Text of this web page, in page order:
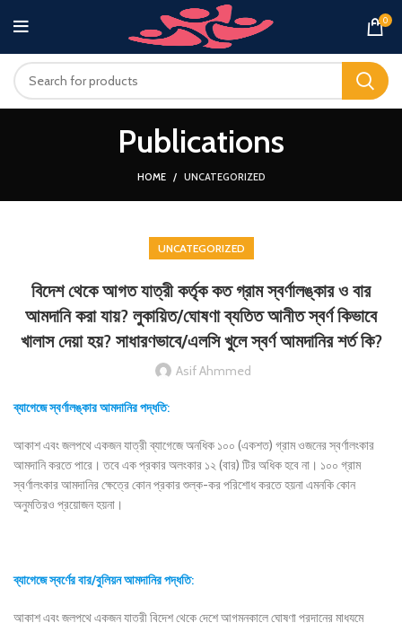
0
Publications
HOME UNCATEGORIZED
UNCATEGORIZED
বিদেশ থেকে আগত যাত্রী কর্তৃক কত গ্রাম স্বর্ণালঙ্কার ও বার
আমদানি করা যায়? লুকায়িত/ঘোষণা ব্যতিত আনীত স্বর্ণ কিভাবে
খালাস দেয়া হয়? সাধারণভাবে/এলসি খুলে স্বর্ণ আমদানির শর্ত কি?
Asif Ahmmed
ব্যাগেজেস্বর্ণালঙ্কার আমদানির পদ্ধতি:
আকাশ এবং জলপথে একজন যাত্রী ব্যাগেজে অনধিক ১০০ (একশত) গ্রাম ওজনের স্বর্ণালংকার
আমদানি করতে পারে। তবে এক প্রকার অলংকার ১২ (বার) টির অধিক হবে না। ১০০ গ্রাম
স্বর্ণালংকার আমদানির ক্ষেত্রে কোন প্রকার শুল্ক-কর পরিশোধ করতে হয়না এমনকি কোন
অনুমতিরও প্রয়োজন হয়না।
ব্যাগেজেস্বর্ণের বার/বুলিয়ন আমদানির পদ্ধতি:
আকাশ এবং জলপথে একজন যাত্রী বিদেশ থেকে দেশে আগমনকালে ঘোষণা প্রদানের মাধ্যমে